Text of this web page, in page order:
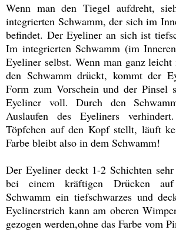
Wenn man den Tiegel aufdreht,
integrierten Schwamm, der sich im
befindet. Der Eyeliner an sich ist
Im integrierten Schwamm (im
Eyeliner selbst. Wenn man ganz
den Schwamm drückt, kommt der
Form zum Vorschein und der Pinsel
Eyeliner voll. Durch den
Auslaufen des Eyeliners
Töpfchen auf den Kopf stellt, läuft
Farbe bleibt also in dem Schwamm!
Der Eyeliner deckt 1-2 Schichten
bei einem kräftigen Drücken
Schwamm ein tiefschwarzes und
Eyelinerstrich kann am oberen
gezogen werden,ohne das Farbe vom